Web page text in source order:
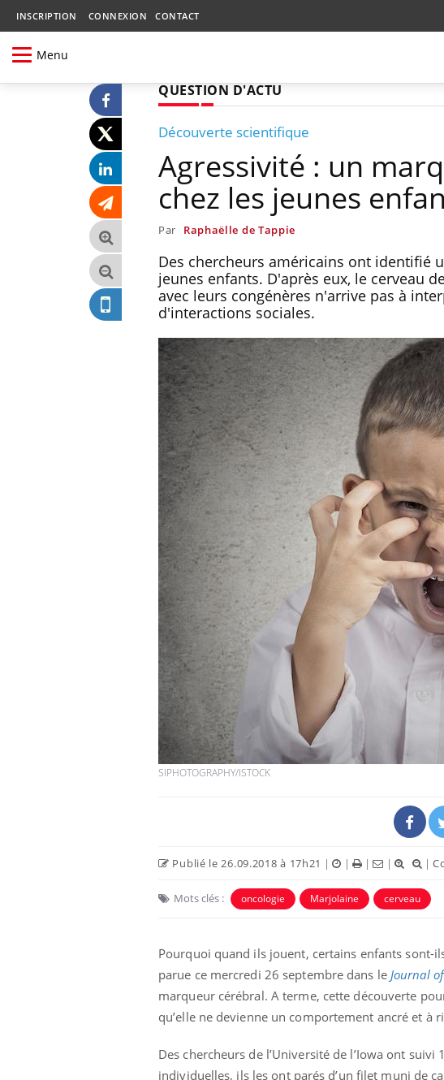
INSCRIPTION CONNEXION CONTACT
Menu
QUESTION D'ACTU
Découverte scientifique
Agressivité : un
chez les jeunes
Par Raphaëlle de Tappie
Des chercheurs américains ont identifié
jeunes enfants. D'après eux, le cerveau
avec leurs congénères n'arrive pas à
d'interactions sociales.
SIPHOTOGRAPHY/ISTOCK
Publié le 26.09.2018 à 17h21 | | | | |
Mots clés : oncologie Marjolaine cerveau
Pourquoi quand ils jouent, certains enfants sont-
parue ce mercredi 26 septembre dans le Journal
marqueur cérébral. A terme, cette découverte
qu’elle ne devienne un comportement ancré et à
Des chercheurs de l’Université de l’Iowa ont
individuelles, ils les ont parés d’un filet muni de
Fortes chaleurs :
pourquoi le risque de
noyade grimpe-t-il ?
Le Viagra pourrait-il
freiner la propagation du
cancer ?
Pourquoi manger moins
de protéines pourrait
finalement être bénéfique
expliquer ma maladieYoutube
questions sur la maladie d'un proche c'est
prévenirYoutube
carence en fer
...